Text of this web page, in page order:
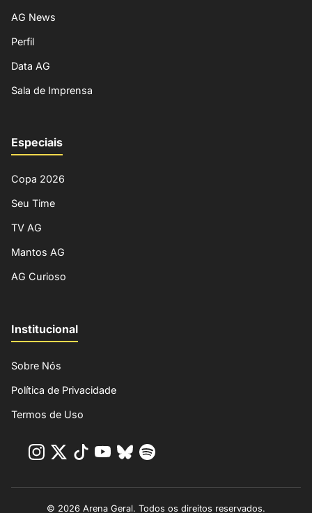
AG News
Perfil
Data AG
Sala de Imprensa
Especiais
Copa 2026
Seu Time
TV AG
Mantos AG
AG Curioso
Institucional
Sobre Nós
Política de Privacidade
Termos de Uso
© 2026 Arena Geral. Todos os direitos reservados.